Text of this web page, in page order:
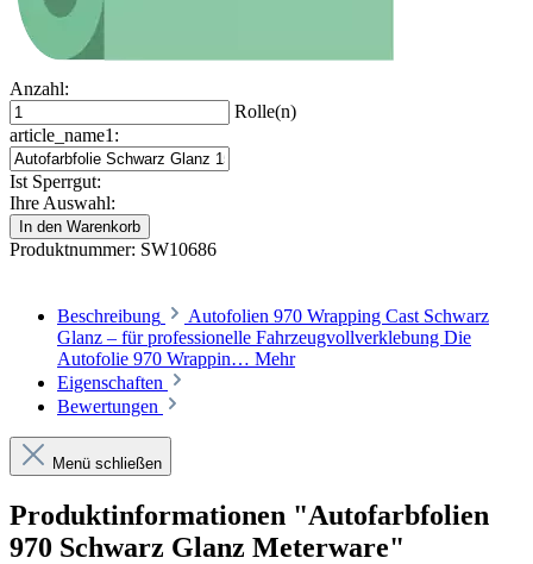
Anzahl:
Rolle(n)
article_name1:
Ist Sperrgut:
Ihre Auswahl:
In den Warenkorb
Produktnummer: SW10686
Beschreibung
Autofolien 970 Wrapping Cast Schwarz
Glanz – für professionelle Fahrzeugvollverklebung Die
Autofolie 970 Wrappin… Mehr
Eigenschaften
Bewertungen
Menü schließen
Produktinformationen "Autofarbfolien
970 Schwarz Glanz Meterware"